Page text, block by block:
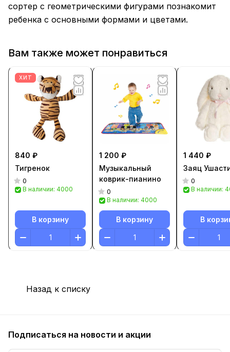
сортер с геометрическими фигурами познакомит
ребенка с основными формами и цветами.
Вам также может понравиться
ХИТ
840 ₽
Тигренок
0
В наличии: 4000
В корзину
1 200 ₽
Музыкальный
коврик-пианино
0
В наличии: 4000
В корзину
1 440 ₽
Заяц
0
В наличии:
В
Назад к списку
Подписаться на новости и акции